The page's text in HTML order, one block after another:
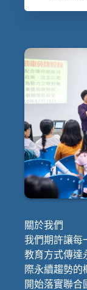
關於我們
我們期許讓每
教育方式傳達
際永續趨勢的
開始落實聯合